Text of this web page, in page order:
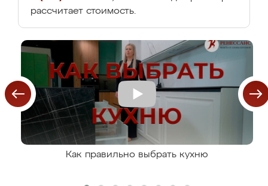
рассчитает стоимость.
Как правильно выбрать кухню